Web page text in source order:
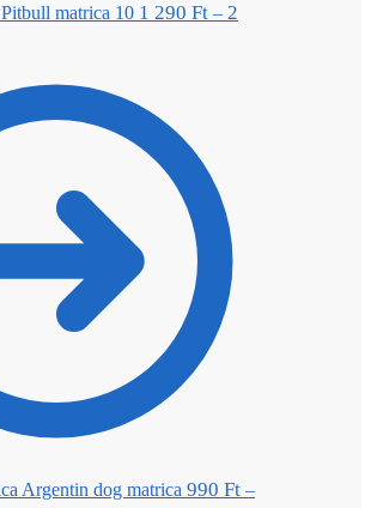
Pitbull matrica 10 1 290 Ft – 2
Argentin dog matrica 990 Ft –